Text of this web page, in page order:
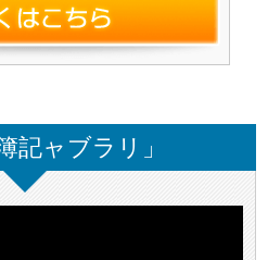
記ャブラリ」